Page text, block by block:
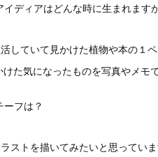
ディアはどんな時に生まれます
ていて見かけた植物や本の１
た気になったものを写真やメモ
フは？
トを描いてみたいと思ってい